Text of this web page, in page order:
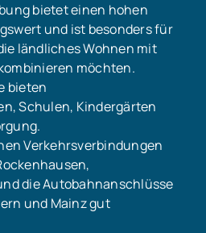
bietet einen hohen
und ist besonders für
ländliches Wohnen mit
möchten.
bieten
Schulen, Kindergärten
Verkehrsverbindungen
die Autobahnanschlüsse
und Mainz gut